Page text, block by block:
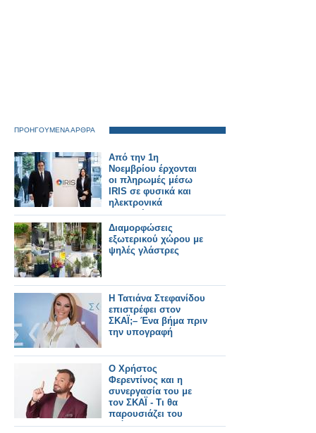
ΠΡΟΗΓΟΥΜΕΝΑ ΑΡΘΡΑ
Από την 1η
Νοεμβρίου έρχονται
οι πληρωμές μέσω
IRIS σε φυσικά και
ηλεκτρονικά
καταστήματα
Διαμορφώσεις
εξωτερικού χώρου με
ψηλές γλάστρες
Η Τατιάνα Στεφανίδου
επιστρέφει στον
ΣΚΑΪ;– Ένα βήμα πριν
την υπογραφή
Ο Χρήστος
Φερεντίνος και η
συνεργασία του με
τον ΣΚΑΪ - Τι θα
παρουσιάζει του
χρόνου;